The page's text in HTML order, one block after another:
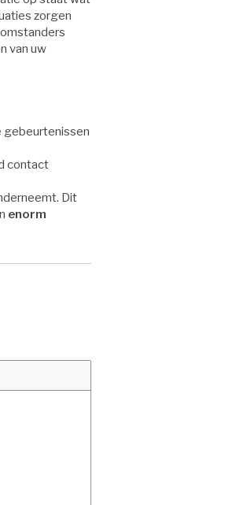
zorgen
van uw
gebeurtenissen
contact
Dit
enorm